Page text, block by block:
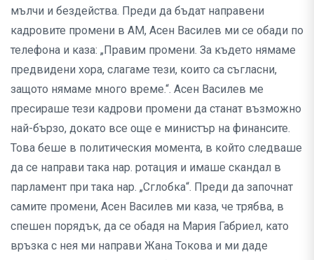
мълчи и бездейства. Преди да бъдат направени
кадровите промени в АМ, Асен Василев ми се обади по
телефона и каза: „Правим промени. За където нямаме
предвидени хора, слагаме тези, които са съгласни,
защото нямаме много време.“. Асен Василев ме
пресираше тези кадрови промени да станат възможно
най-бързо, докато все още е министър на финансите.
Това беше в политическия момента, в който следваше
да се направи така нар. ротация и имаше скандал в
парламент при така нар. „Сглобка“. Преди да започнат
самите промени, Асен Василев ми каза, че трябва, в
спешен порядък, да се обадя на Мария Габриел, като
връзка с нея ми направи Жана Токова и ми даде